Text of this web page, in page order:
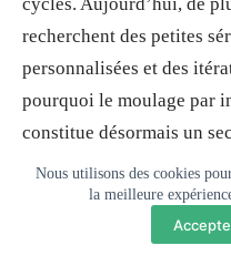
Nous utilisons des cookies
la meilleure
recherchent des petites
personnalisées et des
pourquoi le moulage par
constitue désormais un
Les véritables
injection à faible